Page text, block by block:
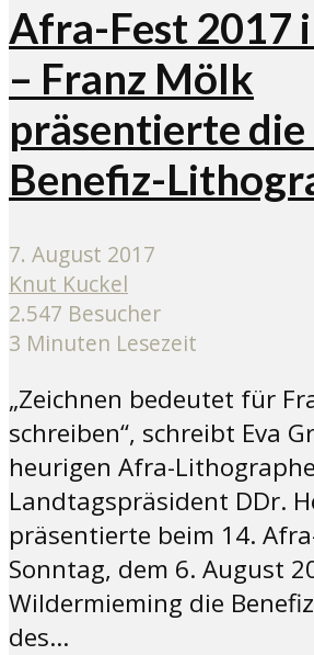
Afra-Fest 2017
– Franz Mölk
präsentierte
Benefiz-
7. August 2017
Knut Kuckel
2.547 Besucher
3 Minuten Lesezeit
„Zeichnen bedeutet für
schreiben“, schreibt Eva
heurigen Afra-
Landtagspräsident DDr.
präsentierte beim 14.
Sonntag, dem 6. August
Wildermieming die
des...